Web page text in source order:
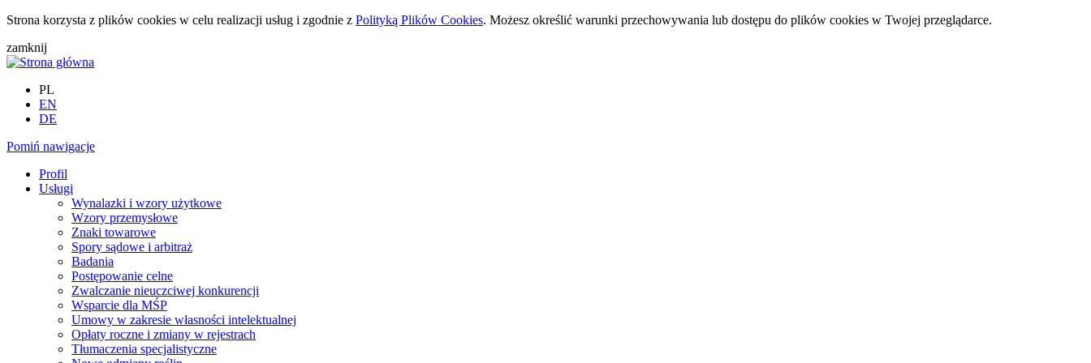
Strona korzysta z plików cookies w celu realizacji usług i zgodnie z Polityką Plików Cookies. Możesz określić warunki przechowywania lub dostępu do plików cookies w Twojej przeglądarce.
zamknij
PL
EN
DE
Pomiń nawigacje
Profil
Usługi
Wynalazki i wzory użytkowe
Wzory przemysłowe
Znaki towarowe
Spory sądowe i arbitraż
Badania
Postępowanie celne
Zwalczanie nieuczciwej konkurencji
Wsparcie dla MŚP
Umowy w zakresie własności intelektualnej
Opłaty roczne i zmiany w rejestrach
Tłumaczenia specjalistyczne